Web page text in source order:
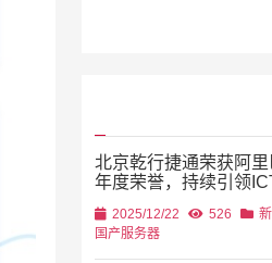
北京乾行捷通荣获阿
年度荣誉，持续引领
2025/12/22 526
国产服务器